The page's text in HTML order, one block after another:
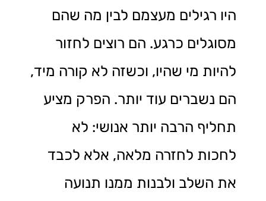
היו רגילים מעצמם לבין מה שהם
מסוגלים כרגע. הם רוצים לחזור
להיות מי שהיו, וכשזה לא קורה מיד,
הם נשברים עוד יותר. הפרק מציע
תחליף הרבה יותר אנושי: לא
לחכות לחזרה מלאה, אלא לכבד
את השלב ולבנות ממנו תנועה